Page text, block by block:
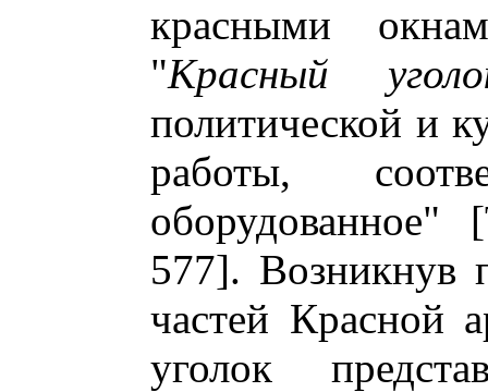
красными
"Красный
политической и
работы,
оборудованное"
577]. Возникнув
частей Красной
уголок